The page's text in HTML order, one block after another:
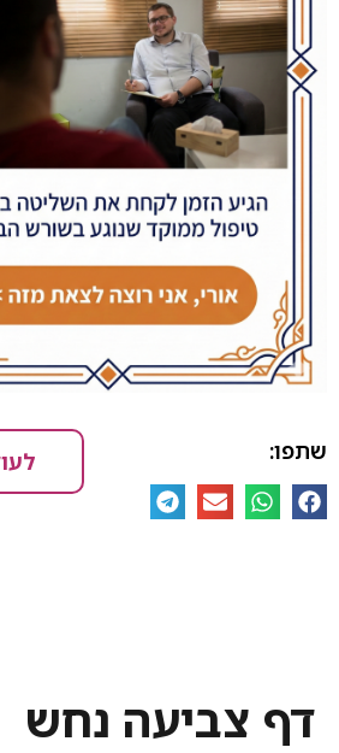
שתפו:
דף צביעה נחש